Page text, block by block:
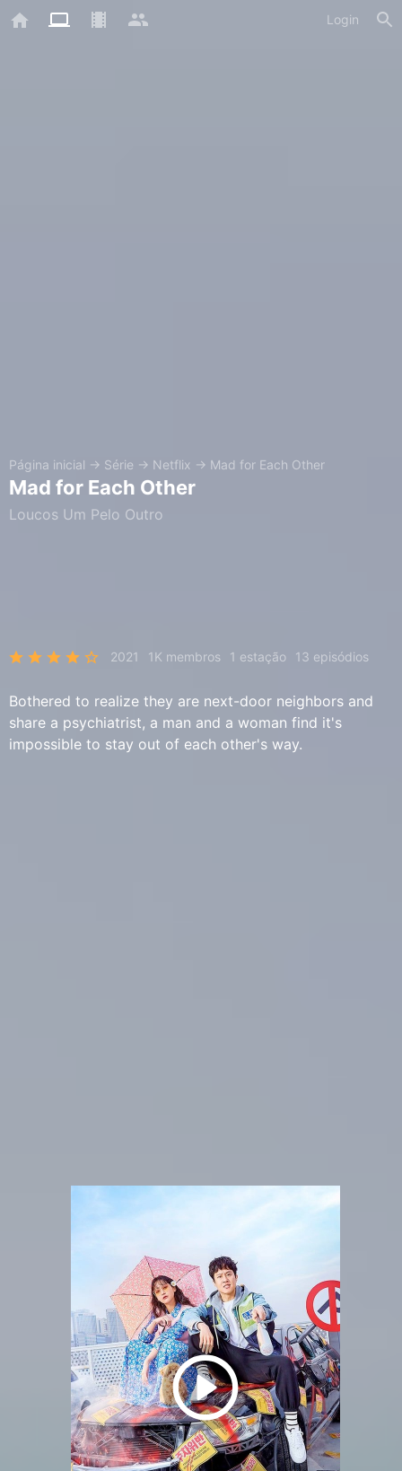
Login
Página inicial → Série → Netflix → Mad for Each Other
Mad for Each Other
Loucos Um Pelo Outro
2021 1K membros 1 estação 13 episódios
Bothered to realize they are next-door neighbors and
share a psychiatrist, a man and a woman find it's
impossible to stay out of each other's way.